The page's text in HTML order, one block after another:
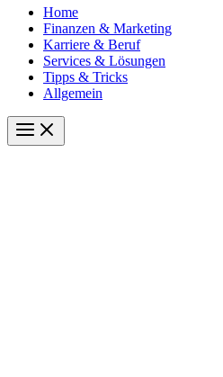
Home
Finanzen & Marketing
Karriere & Beruf
Services & Lösungen
Tipps & Tricks
Allgemein